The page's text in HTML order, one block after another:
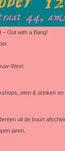
– Out with a Bang!
West
eten & drinken en
uit de buurt
jaren.